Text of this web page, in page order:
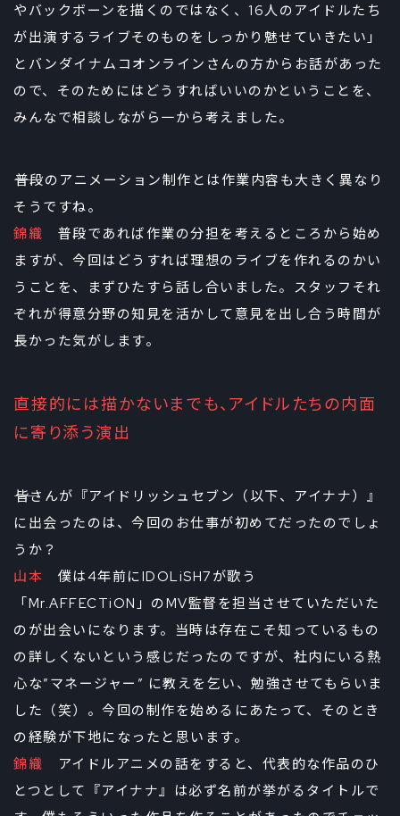
やバックボーンを描くのではなく、16人のアイドルたち
が出演するライブそのものをしっかり魅せていきたい」
とバンダイナムコオンラインさんの方からお話があった
ので、そのためにはどうすればいいのかということを、
みんなで相談しながら一から考えました。
――普段のアニメーション制作とは作業内容も大きく異なり
そうですね。
錦織 普段であれば作業の分担を考えるところから始め
ますが、今回はどうすれば理想のライブを作れるのかい
うことを、まずひたすら話し合いました。スタッフそれ
ぞれが得意分野の知見を活かして意見を出し合う時間が
長かった気がします。
直接的には描かないまでも、アイドルたちの内面
に寄り添う演出
――皆さんが『アイドリッシュセブン（以下、アイナナ）』
に出会ったのは、今回のお仕事が初めてだったのでしょ
うか？
山本 僕は4年前にIDOLiSH7が歌う
「Mr.AFFECTiON」のMV監督を担当させていただいた
のが出会いになります。当時は存在こそ知っているもの
の詳しくないという感じだったのですが、社内にいる熱
心な”マネージャー” に教えを乞い、勉強させてもらいま
した（笑）。今回の制作を始めるにあたって、そのとき
の経験が下地になったと思います。
錦織
アイドルアニメの話をすると、代表的な作品のひ
とつとして『アイナナ』は必ず名前が挙がるタイトルで